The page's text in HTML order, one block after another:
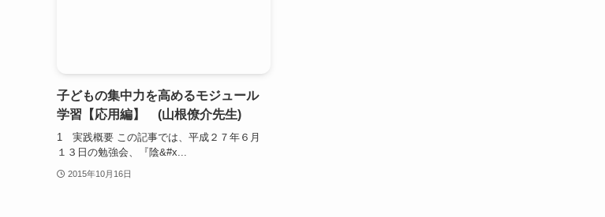
子どもの集中力を高めるモジュール
学習【応用編】 (山根僚介先生)
1 実践概要 この記事では、平成２７年６月
１３日の勉強会、『陰&#x...
2015年10月16日